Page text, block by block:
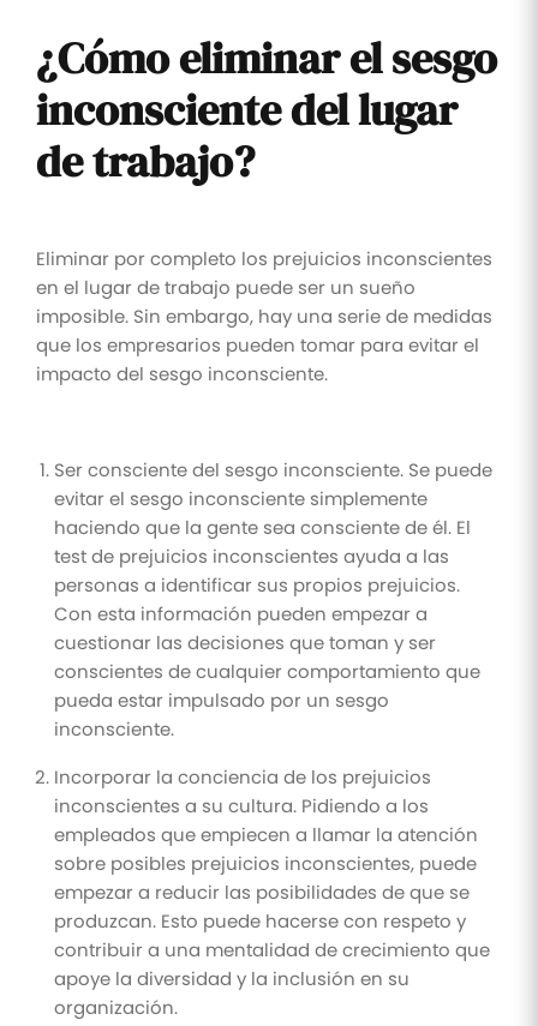
¿Cómo eliminar el sesgo
inconsciente del lugar
de trabajo?
Eliminar por completo los prejuicios inconscientes
en el lugar de trabajo puede ser un sueño
imposible. Sin embargo, hay una serie de medidas
que los empresarios pueden tomar para evitar el
impacto del sesgo inconsciente.
Ser consciente del sesgo inconsciente. Se puede
evitar el sesgo inconsciente simplemente
haciendo que la gente sea consciente de él. El
test de prejuicios inconscientes ayuda a las
personas a identificar sus propios prejuicios.
Con esta información pueden empezar a
cuestionar las decisiones que toman y ser
conscientes de cualquier comportamiento que
pueda estar impulsado por un sesgo
inconsciente.
Incorporar la conciencia de los prejuicios
inconscientes a su cultura. Pidiendo a los
empleados que empiecen a llamar la atención
sobre posibles prejuicios inconscientes, puede
empezar a reducir las posibilidades de que se
produzcan. Esto puede hacerse con respeto y
contribuir a una mentalidad de crecimiento que
apoye la diversidad y la inclusión en su
organización.